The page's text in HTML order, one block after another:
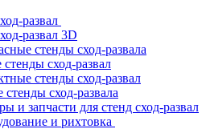
развал
развал 3D
стенды сход-развала
сход-развал
стенды сход-развал
сход-развала
и запчасти для стенд сход-развал
и рихтовка